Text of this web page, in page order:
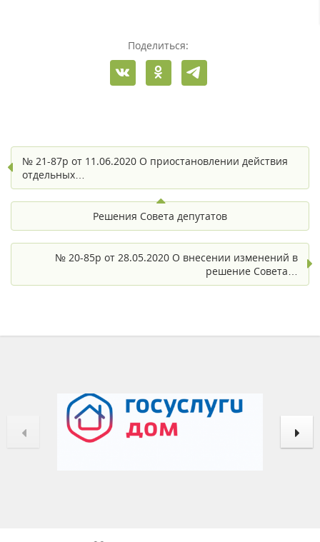
Поделиться:
№ 21-87р от 11.06.2020 О приостановлении действия
отдельных…
Решения Совета депутатов
№ 20-85р от 28.05.2020 О внесении изменений в
решение Совета…